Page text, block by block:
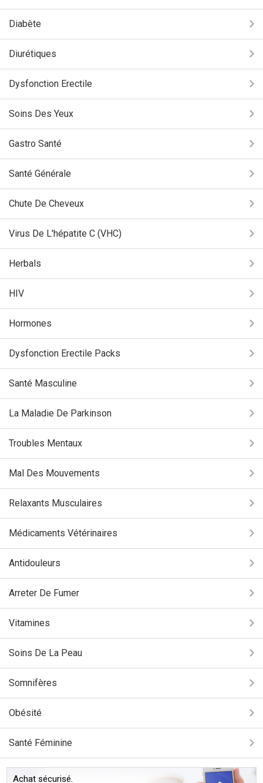
Diabète
Diurétiques
Dysfonction Erectile
Soins Des Yeux
Gastro Santé
Santé Générale
Chute De Cheveux
Virus De L'hépatite C (VHC)
Herbals
HIV
Hormones
Dysfonction Erectile Packs
Santé Masculine
La Maladie De Parkinson
Troubles Mentaux
Mal Des Mouvements
Relaxants Musculaires
Médicaments Vétérinaires
Antidouleurs
Arreter De Fumer
Vitamines
Soins De La Peau
Somnifères
Obésité
Santé Féminine
Achat sécurisé.